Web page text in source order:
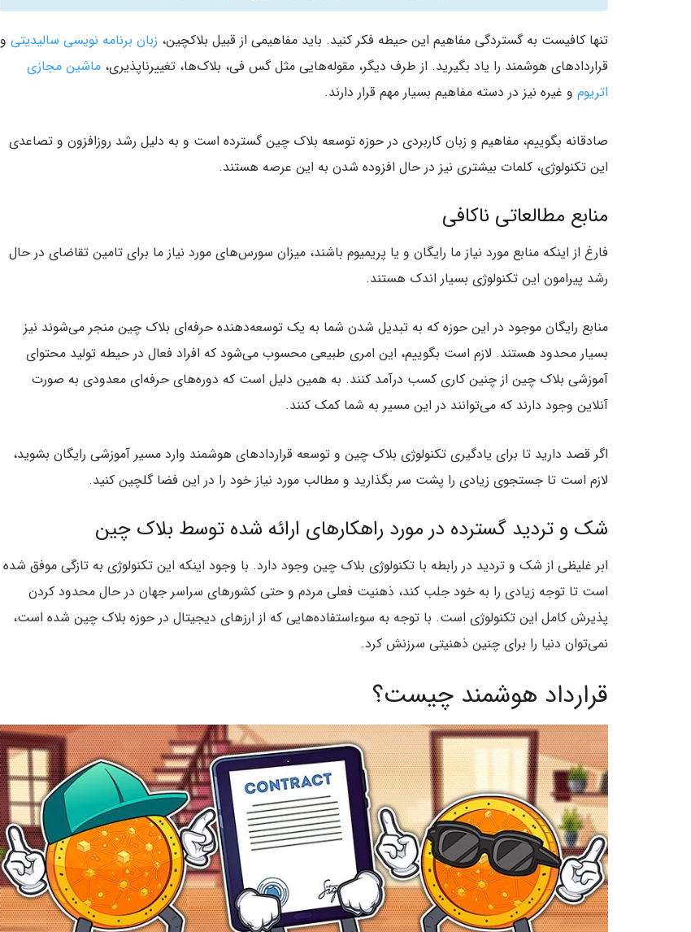
تنها کافیست به گستردگی مفاهیم این حیطه فکر کنید. باید مفاهیمی از قبیل بلاکچین‌، زبان برنامه نویسی سالیدیتی و
قرارداد‌های هوشمند را یاد بگیرید. از طرف دیگر‌، مقوله‌هایی مثل گس فی‌، بلاک‌ها‌، تغییر‌ناپذیری‌، ماشین مجازی
اتریوم و غیره نیز در دسته مفاهیم بسیار مهم قرار دارند.
صادقانه بگوییم‌، مفاهیم و زبان کاربردی در حوزه توسعه بلاک چین گسترده است و به دلیل رشد روزافزون و تصاعدی
این تکنولوژی‌، کلمات بیشتری نیز در حال افزوده شدن به این عرصه هستند.
منابع مطالعاتی ناکافی
فارغ از اینکه منابع مورد نیاز ما رایگان و یا پریمیوم باشند‌، میزان سورس‌های مورد نیاز ما برای تامین تقاضای در حال
رشد پیرامون این تکنولوژی بسیار اندک هستند.
منابع رایگان موجود در این حوزه که به تبدیل شدن شما به یک توسعه‌دهنده حرفه‌ای بلاک چین منجر می‌شوند نیز
بسیار محدود هستند. لازم است بگوییم‌، این امری طبیعی محسوب می‌شود که افراد فعال در حیطه تولید محتوای
آموزشی بلاک چین از چنین کاری کسب درآمد کنند. به همین دلیل است که دوره‌های حرفه‌ای معدودی به صورت
آنلاین وجود دارند که می‌توانند در این مسیر به شما کمک کنند.
اگر قصد دارید تا برای یادگیری تکنولوژی بلاک چین و توسعه قرارداد‌های هوشمند وارد مسیر آموزشی رایگان بشوید‌،
لازم است تا جستجوی زیادی را پشت سر بگذارید و مطالب مورد نیاز خود را در این فضا گلچین کنید.
شک و تردید گسترده در مورد راهکار‌های ارائه شده توسط بلاک چین
ابر غلیظی از شک و تردید در رابطه با تکنولوژی بلاک چین وجود دارد. با وجود اینکه این تکنولوژی به تازگی موفق شده
است تا توجه زیادی را به خود جلب کند‌، ذهنیت فعلی مردم و حتی کشور‌های سراسر جهان در حال محدود کردن
پذیرش کامل این تکنولوژی است. با توجه به سوءاستفاده‌هایی که از ارز‌های دیجیتال در حوزه بلاک چین شده است‌،
نمی‌توان دنیا را برای چنین ذهنیتی سرزنش کرد.
قرارداد هوشمند چیست؟